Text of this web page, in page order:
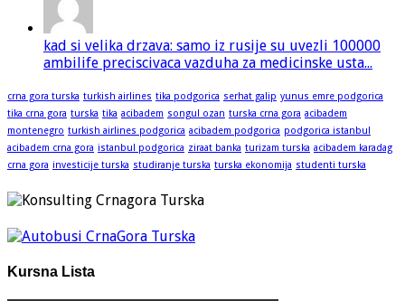
kad si velika drzava: samo iz rusije su uvezli 100000
ambilife preciscivaca vazduha za medicinske usta...
crna gora turska turkish airlines tika podgorica serhat galip yunus emre podgorica
tika crna gora turska tika acibadem songul ozan turska crna gora acibadem
montenegro turkish airlines podgorica acibadem podgorica podgorica istanbul
acibadem crna gora istanbul podgorica ziraat banka turizam turska acibadem karadag
crna gora investicije turska studiranje turska turska ekonomija studenti turska
Kursna Lista